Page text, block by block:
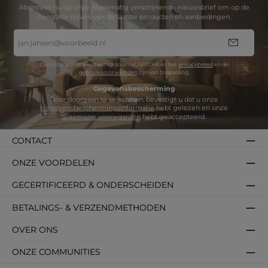
Abonneer nu op onze regelmatig verschijnende nieuwsbrief om op de
hoogtete blijven van de laatste producten en aanbiedingen.
mailadres
*
Deze site wordt beschermd door reCAPTCHA en het privacybeleid en de
gebruiksvoorwaarden zijn van toepassing.
Gegevensbescherming
gegevensbeschermingsinformatie
algemene voorwaardenhebt geaccepteerd.
CONTACT
BETALINGS- & VERZENDMETHODEN
OVER ONS
GECERTIFICEERD & ONDERSCHEIDEN
ONZE VOORDELEN
ONZE COMMUNITIES